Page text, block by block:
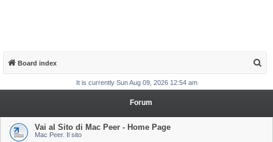
Board index
a
It is currently Sun Aug 09, 2026 12:54 am
Forum
Vai al Sito di Mac Peer - Home Page
Mac Peer. Il sito